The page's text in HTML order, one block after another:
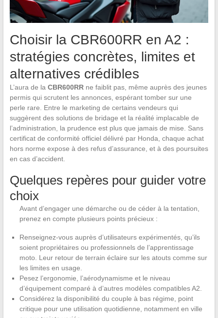
Choisir la CBR600RR en A2 :
stratégies concrètes, limites et
alternatives crédibles
L’aura de la CBR600RRne faiblit pas, même auprès des jeunes
permis qui scrutent les annonces, espérant tomber sur une
perle rare. Entre le marketing de certains vendeurs qui
suggèrent des solutions de bridage et la réalité implacable de
l’administration, la prudence est plus que jamais de mise. Sans
certificat de conformité officiel délivré par Honda, chaque achat
hors norme expose à des refus d’assurance, et à des poursuites
en cas d’accident.
Quelques repères pour guider votre
choix
Avant d’engager une démarche ou de céder à la tentation,
prenez en compte plusieurs points précieux :
Renseignez-vous auprès d’utilisateurs expérimentés, qu’ils
soient propriétaires ou professionnels de l’apprentissage
moto. Leur retour de terrain éclaire sur les atouts comme sur
les limites en usage.
Pesez l’ergonomie, l’aérodynamisme et le niveau
d’équipement comparé à d’autres modèles compatibles A2.
Considérez la disponibilité du couple à bas régime, point
critique pour une utilisation quotidienne, notamment en ville